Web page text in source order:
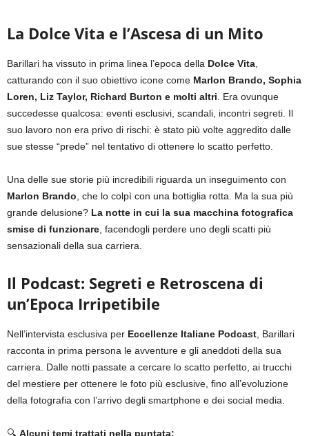
La Dolce Vita e l’Ascesa di un Mito
Barillari ha vissuto in prima linea l’epoca della Dolce Vita
catturando con il suo obiettivo icone come Marlon Brando, Sophia
Loren, Liz Taylor, Richard Burton e molti altri . Era ovunque
succedesse qualcosa: eventi esclusivi, scandali, incontri segreti. Il
suo lavoro non era privo di rischi: è stato più volte aggredito dalle
sue stesse “prede” nel tentativo di ottenere lo scatto perfetto.
Una delle sue storie più incredibili riguarda un inseguimento con
Marlon Brando , che lo colpì con una bottiglia rotta. Ma la sua più
grande delusione? La notte in cui la sua macchina fotografica
smise di funzionare , facendogli perdere uno degli scatti più
sensazionali della sua carriera.
Il Podcast: Segreti e Retroscena di
un’Epoca Irripetibile
Nell’intervista esclusiva per Eccellenze Italiane Podcast , Barillari
racconta in prima persona le avventure e gli aneddoti della sua
carriera. Dalle notti passate a cercare lo scatto perfetto, ai trucchi
del mestiere per ottenere le foto più esclusive, fino all’evoluzione
della fotografia con l’arrivo degli smartphone e dei social media.
🔍 Alcuni temi trattati nella puntata: